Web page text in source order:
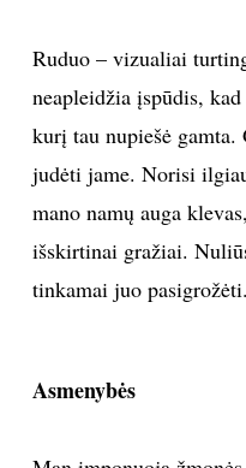
Ruduo – vizualiai
neapleidžia įspūdis,
kurį tau nupiešė
judėti jame. Norisi
mano namų auga
išskirtinai gražiai.
tinkamai juo pasigrožėti.
Asmenybės